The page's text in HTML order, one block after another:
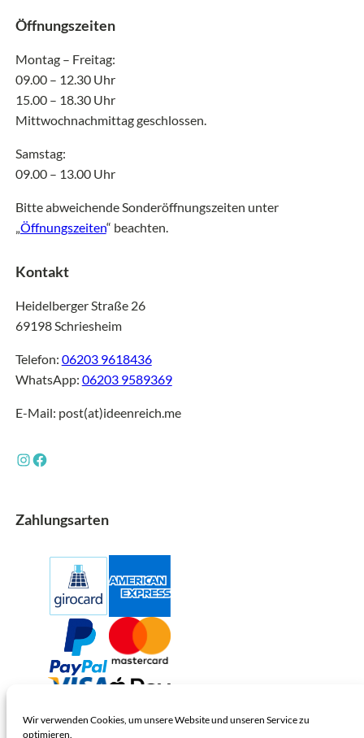
Wir verwenden Cookies, um unsere Website und unseren Service zu
optimieren.
Öffnungszeiten
Montag – Freitag:
09.00 – 12.30 Uhr
15.00 – 18.30 Uhr
Mittwochnachmittag geschlossen.
Samstag:
09.00 – 13.00 Uhr
Bitte abweichende Sonderöffnungszeiten unter
Öffnungszeiten“ beachten.
Kontakt
Heidelberger Straße 26
69198 Schriesheim
Telefon: 06203 9618436
WhatsApp: 06203 9589369
E-Mail: post(at)ideenreich.me
InstagramFacebook
Zahlungsarten